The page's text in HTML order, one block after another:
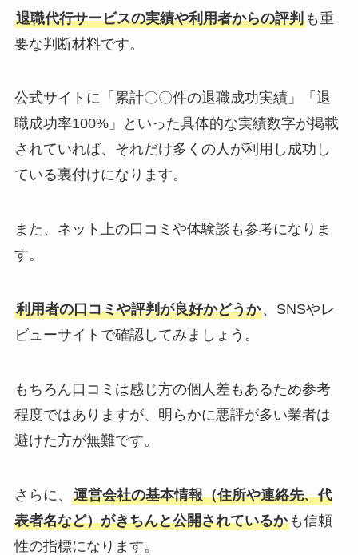
退職代行サービスの実績や利用者からの評判も重
要な判断材料です。
公式サイトに「累計〇〇件の退職成功実績」「退
職成功率100%」といった具体的な実績数字が掲載
されていれば、それだけ多くの人が利用し成功し
ている裏付けになります。
また、ネット上の口コミや体験談も参考になりま
す。
利用者の口コミや評判が良好かどうか、SNSやレ
ビューサイトで確認してみましょう。
もちろん口コミは感じ方の個人差もあるため参考
程度ではありますが、明らかに悪評が多い業者は
避けた方が無難です。
さらに、 運営会社の基本情報（住所や連絡先、代
表者名など）がきちんと公開されているかも信頼
性の指標になります。